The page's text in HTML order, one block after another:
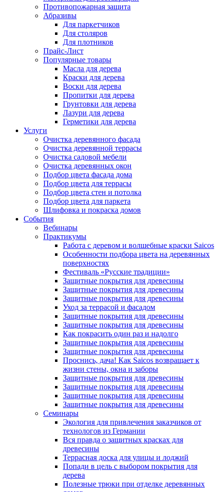
Противопожарная защита
Абразивы
Для паркетчиков
Для столяров
Для плотников
Прайс-Лист
Популярные товары
Масла для дерева
Краски для дерева
Воски для дерева
Пропитки для дерева
Грунтовки для дерева
Лазури для дерева
Герметики для дерева
Услуги
Очистка деревянного фасада
Очистка деревянной террасы
Очистка садовой мебели
Очистка деревянных окон
Подбор цвета фасада дома
Подбор цвета для террасы
Подбор цвета стен и потолка
Подбор цвета для паркета
Шлифовка и покраска домов
События
Вебинары
Практикумы
Работа с деревом и волшебные краски Saicos
Особенности подбора цвета на деревянных
поверхностях
Фестиваль «Русские традиции»
Защитные покрытия для древесины
Защитные покрытия для древесины
Защитные покрытия для древесины
Уход за террасой и фасадом
Защитные покрытия для древесины
Защитные покрытия для древесины
Как покрасить один раз и надолго
Защитные покрытия для древесины
Защитные покрытия для древесины
Проснись, дача! Как Saicos возвращает к
жизни стены, окна и заборы
Защитные покрытия для древесины
Защитные покрытия для древесины
Защитные покрытия для древесины
Защитные покрытия для древесины
Семинары
Экология для привлечения заказчиков от
технологов из Германии
Вся правда о защитных красках для
древесины
Террасная доска для улицы и лоджий
Попади в цель с выбором покрытия для
дерева
Полезные трюки при отделке деревянных